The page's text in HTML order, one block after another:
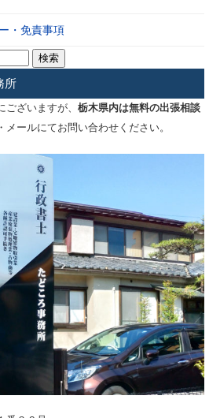
・免責事項
所
ざいますが、 栃木県内は無料の出張相談
メールにてお問い合わせください。